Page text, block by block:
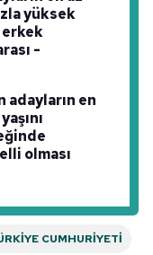
daha işlevsel
yönelik
amaçlarıyla
alan panel
ilişkin detaylı bilgi
Bilgilendirme
Kanunu uyarınca
yüksek
erkek
-
adayların en
olması
CUMHURIYETI